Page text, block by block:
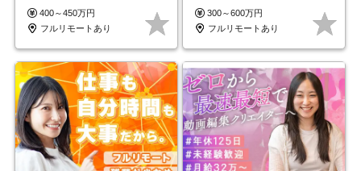
し*育児中社員8割以上
400～450万円
フルリモートあり
在宅勤務手当あり
300～600万円
フルリモートあり